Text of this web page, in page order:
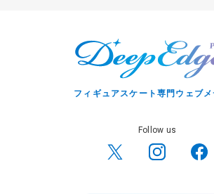
フィギュアスケート専門ウェブ
Follow us